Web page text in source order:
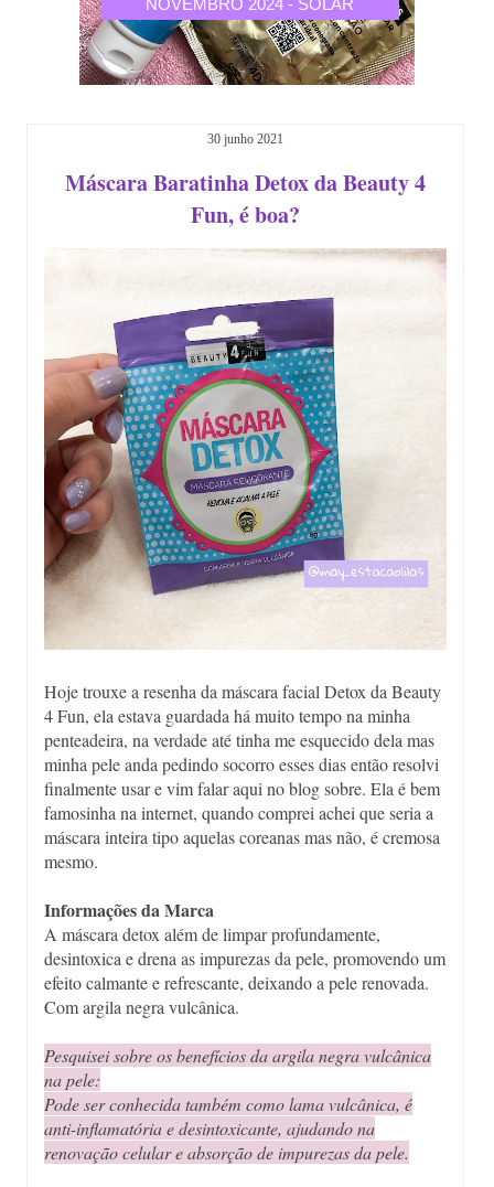
30 junho 2021
Máscara Baratinha Detox da Beauty 4
Fun, é boa?
Hoje trouxe a resenha da máscara facial Detox da Beauty
4 Fun, ela estava guardada há muito tempo na minha
penteadeira, na verdade até tinha me esquecido dela mas
minha pele anda pedindo socorro esses dias então resolvi
finalmente usar e vim falar aqui no blog sobre. Ela é bem
famosinha na internet, quando comprei achei que seria a
máscara inteira tipo aquelas coreanas mas não, é cremosa
mesmo.
Informações da Marca
A máscara detox além de limpar profundamente,
desintoxica e drena as impurezas da pele, promovendo um
efeito calmante e refrescante, deixando a pele renovada.
Com argila negra vulcânica.
Pesquisei sobre os benefícios da argila negra vulcânica
na pele:
Pode ser conhecida também como lama vulcânica, é
anti-inflamatória e desintoxicante, ajudando na
renovação celular e absorção de impurezas da pele.